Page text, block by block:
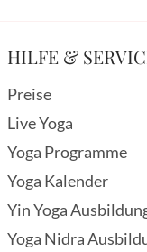
HILFE &
Preise
Live Yoga
Yoga Programme
Yoga Kalender
Yin Yoga
Yoga Nidra